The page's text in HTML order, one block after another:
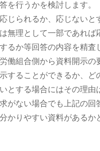
を行うかを検討します。
じられるか、応じないと
無理として一部であれば
るか等回答の内容を精査
働組合側から資料開示の
することができるか、ど
とする場合にはその理由
がない場合でも上記の回
かりやすい資料があるか